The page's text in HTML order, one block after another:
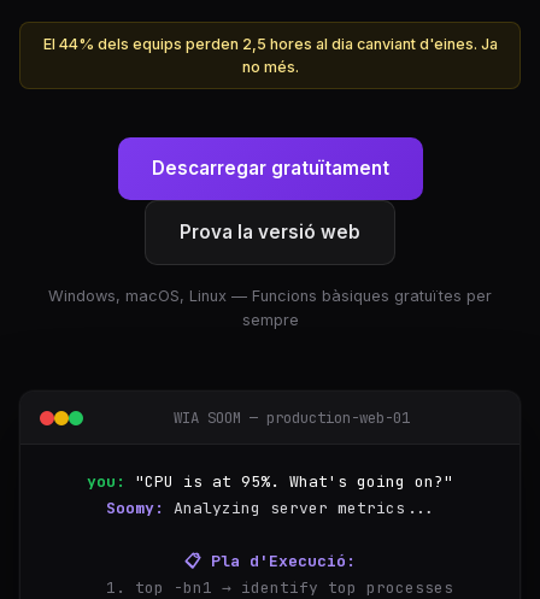
El 44% dels equips perden 2,5 hores al dia canviant d'eines. Ja
no més.
Descarregar gratuïtament
Prova la versió web
Windows, macOS, Linux — Funcions bàsiques gratuïtes per
sempre
WIA SOOM — production-web-01
you:
"CPU is at 95%. What's going on?"
Soomy:
Analyzing server metrics...
📋 Pla d'Execució:
  1. top -bn1 → identify top processes